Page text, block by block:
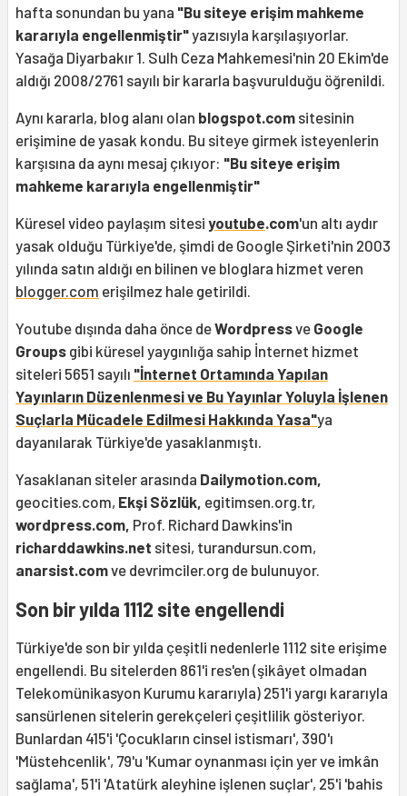
hafta sonundan bu yana "Bu siteye erişim mahkeme
kararıyla engellenmiştir"yazısıyla karşılaşıyorlar.
Yasağa Diyarbakır 1. Sulh Ceza Mahkemesi'nin 20 Ekim'de
aldığı 2008/2761 sayılı bir kararla başvurulduğu öğrenildi.
Aynı kararla, blog alanı olan blogspot.com sitesinin
erişimine de yasak kondu. Bu siteye girmek isteyenlerin
karşısına da aynı mesaj çıkıyor: "Bu siteye erişim
mahkeme kararıyla engellenmiştir"
Küresel video paylaşım sitesi youtube.com'un altı aydır
yasak olduğu Türkiye'de, şimdi de Google Şirketi'nin 2003
yılında satın aldığı en bilinen ve bloglara hizmet veren
blogger.com erişilmez hale getirildi.
Youtube dışında daha önce deWordpressve Google
Groups gibi küresel yaygınlığa sahip İnternet hizmet
siteleri 5651 sayılı "İnternet Ortamında Yapılan
Yayınların Düzenlenmesi ve Bu Yayınlar Yoluyla İşlenen
Suçlarla Mücadele Edilmesi Hakkında Yasa"ya
dayanılarak Türkiye'de yasaklanmıştı.
Yasaklanan siteler arasında Dailymotion.com,
geocities.com, Ekşi Sözlük, egitimsen.org.tr,
wordpress.com, Prof. Richard Dawkins'in
richarddawkins.net sitesi, turandursun.com,
anarsist.comve devrimciler.org de bulunuyor.
Son bir yılda 1112 site engellendi
Türkiye'de son bir yılda çeşitli nedenlerle 1112 site erişime
engellendi. Bu sitelerden 861'i res'en (şikâyet olmadan
Telekomünikasyon Kurumu kararıyla) 251'i yargı kararıyla
sansürlenen sitelerin gerekçeleri çeşitlilik gösteriyor.
Bunlardan 415'i 'Çocukların cinsel istismarı', 390'ı
'Müstehcenlik', 79'u 'Kumar oynanması için yer ve imkân
sağlama', 51'i 'Atatürk aleyhine işlenen suçlar', 25'i 'bahis